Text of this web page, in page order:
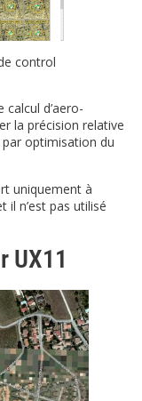
control
calcul d’aero-
la précision relative
optimisation du
uniquement à
il n’est pas utilisé
UX11